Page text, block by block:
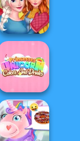
Yummy Candy
Factory
Sisters
Thanksgiving
Dinner
Princesses
Unicorn Cakes
And D...